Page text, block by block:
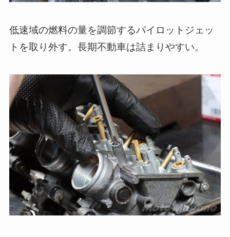
低速域の燃料の量を調節するパイロットジェッ
トを取り外す。長期不動車は詰まりやすい。